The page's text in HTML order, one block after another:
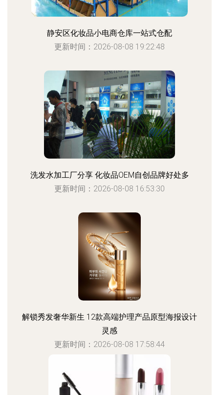
静安区化妆品小电商仓库一站式仓配
更新时间：2026-08-08 19:22:48
洗发水加工厂分享 化妆品OEM自创品牌好处多
更新时间：2026-08-08 16:53:30
解锁秀发奢华新生 12款高端护理产品原型海报设计
灵感
更新时间：2026-08-08 17:58:44